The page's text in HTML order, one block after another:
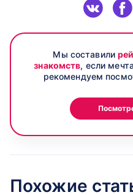
Мы составили
знакомств, если
рекомендуем
Похожие